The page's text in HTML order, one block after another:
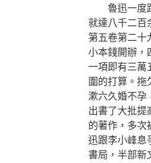
魯迅一度
就達八千二百
第五卷第二十
小本錢開辦，
一項即有三萬
圍的打算。拖
漱六久婚不孕
出書了大批提
的著作，多次
迅跟李小峰息
書局，半部新